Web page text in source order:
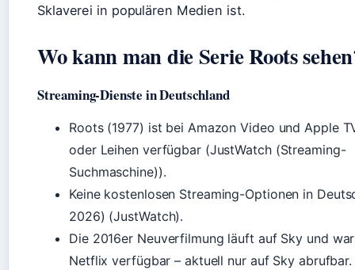
Sklaverei in populären Medien ist.
Wo kann man die Serie Roots
Streaming-Dienste in Deutschland
Roots (1977) ist bei Amazon Video und Apple
oder Leihen verfügbar (JustWatch (Streaming-
Suchmaschine)).
Keine kostenlosen Streaming-Optionen in
2026) (JustWatch).
Die 2016er Neuverfilmung läuft auf Sky und
Netflix verfügbar – aktuell nur auf Sky abrufbar.